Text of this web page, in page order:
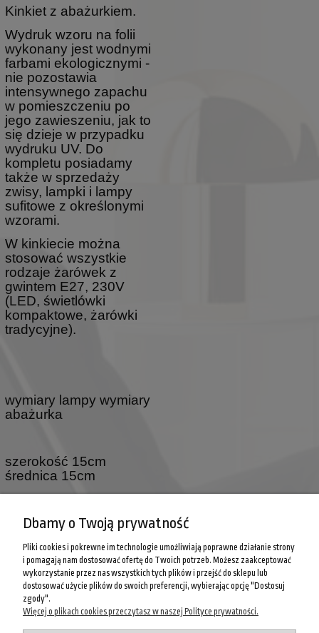
Kinkiet z abażurkiem.
Wydruk wzoru na folii
wykonany jest wodnymi
farbami ekologicznymi -
nie pozostawia
intensywnego zapachu
w pomieszczeniu po
jego zawieszeniu, jak to
się dzieje w przypadku
wydruku UV. Do
kompletu posiadamy
także w sprzedaży
zwisy, lampki i lampy
sufitowe z określonymi
wzorami.
W kinkiecie można
stosować wszystkie
rodzaje żarówek z
gwintem E27, 230V
(LED, świetlówki
kompaktowe, żarówki
tradycyjne).
wymiary lampy wymiary
abażurka
szerokość 15cm
średnica 15cm
wysokość 15cm
26cm
moc żarówki 1x60W E27
POMOC
Dbamy o Twoją prywatność
Pliki cookies i pokrewne im technologie umożliwiają poprawne działanie strony
i pomagają nam dostosować ofertę do Twoich potrzeb. Możesz zaakceptować
wykorzystanie przez nas wszystkich tych plików i przejść do sklepu lub
dostosować użycie plików do swoich preferencji, wybierając opcję "Dostosuj
zgody".
Więcej o plikach cookies przeczytasz w naszej Polityce prywatności.